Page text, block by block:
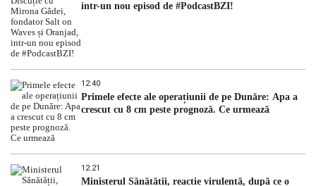
intr-un nou episod de #PodcastBZI!
12:40
Primele efecte ale operațiunii de pe Dunăre: Apa a
crescut cu 8 cm peste prognoză. Ce urmează
12:21
Ministerul Sănătății, reacție virulentă, după ce o